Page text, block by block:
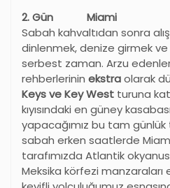
2. Gün Miami
Sabah kahvaltıdan sonra
dinlenmek, denize girmek
serbest zaman. Arzu
rehberlerinin ekstraolarak
Keys ve Key West turuna
kıyısındaki en güney
yapacağımız bu tam günlük
sabah erken saatlerde
tarafımızda Atlantik
Meksika körfezi manzaraları